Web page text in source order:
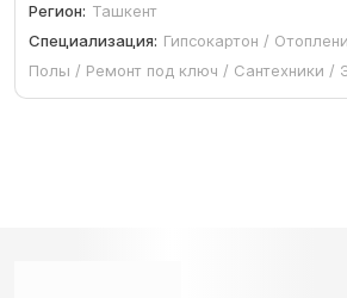
Регион: Ташкент
Специализация: Гипсокартон /
Полы / Ремонт под ключ / Сантехники /